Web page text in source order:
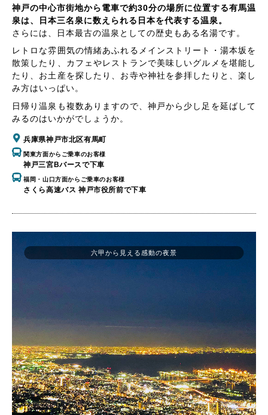
神戸の中心市街地から電車で約30分の場所に位置する有馬温
泉は、日本三名泉に数えられる日本を代表する温泉。
さらには、日本最古の温泉としての歴史もある名湯です。
レトロな雰囲気の情緒あふれるメインストリート・湯本坂を
散策したり、カフェやレストランで美味しいグルメを堪能し
たり、お土産を探したり、お寺や神社を参拝したりと、楽し
み方はいっぱい。
日帰り温泉も複数ありますので、神戸から少し足を延ばして
みるのはいかがでしょうか。
兵庫県神戸市北区有馬町
関東方面からご乗車のお客様
神戸三宮Bバースで下車
福岡・山口方面からご乗車のお客様
さくら高速バス 神戸市役所前で下車
六甲から見える感動の夜景